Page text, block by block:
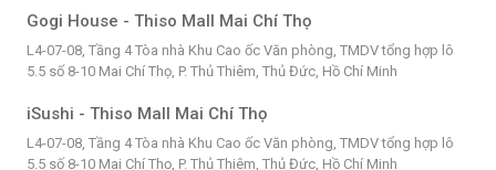
Gogi House - Thiso Mall Mai Chí Thọ
L4-07-08, Tầng 4 Tòa nhà Khu Cao ốc Văn phòng, TMDV tổng hợp lô
5.5 số 8-10 Mai Chí Thọ, P. Thủ Thiêm, Thủ Đức, Hồ Chí Minh
iSushi - Thiso Mall Mai Chí Thọ
L4-07-08, Tầng 4 Tòa nhà Khu Cao ốc Văn phòng, TMDV tổng hợp lô
5.5 số 8-10 Mai Chí Thọ, P. Thủ Thiêm, Thủ Đức, Hồ Chí Minh